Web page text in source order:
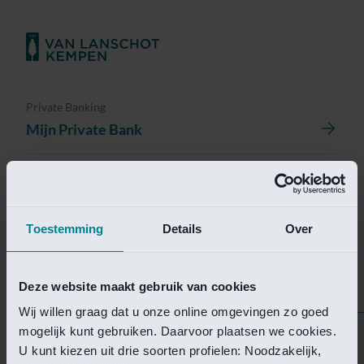
Toestemming Details Over
Deze website maakt gebruik van cookies
Wij willen graag dat u onze online omgevingen zo goed
mogelijk kunt gebruiken. Daarvoor plaatsen we cookies.
U kunt kiezen uit drie soorten profielen: Noodzakelijk,
Private Banking
Mijn Private Bank
Helaas is deze pagina